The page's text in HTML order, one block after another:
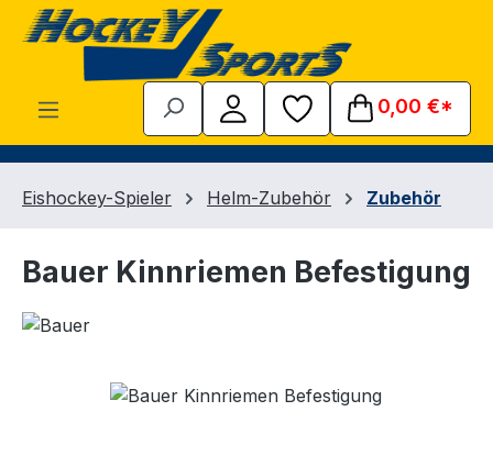
Zum Hauptinhalt springen
0,00 €*
Eishockey-Spieler Helm-Zubehör Zubehör
Bauer Kinnriemen Befestigung
Bildergalerie überspringen